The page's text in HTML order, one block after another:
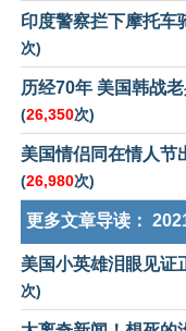
印度警察拦下摩托车
次)
历经70年 美国韩战
(26,350次)
美国情侣同在情人节
(26,980次)
更多文章导读：
美国小英雄泪眼见证
次)